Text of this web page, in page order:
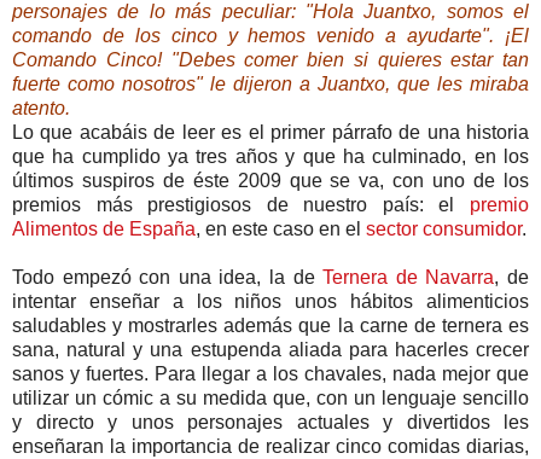
personajes de lo más peculiar: "Hola Juantxo, somos el
comando de los cinco y hemos venido a ayudarte". ¡El
Comando Cinco! "Debes comer bien si quieres estar tan
fuerte como nosotros" le dijeron a Juantxo, que les miraba
atento.
Lo que acabáis de leer es el primer párrafo de una historia
que ha cumplido ya tres años y que ha culminado, en los
últimos suspiros de éste 2009 que se va, con uno de los
premios más prestigiosos de nuestro país: el premio
Alimentos de España, en este caso en el sector consumidor.
Todo empezó con una idea, la deTernera de Navarra, de
intentar enseñar a los niños unos hábitos alimenticios
saludables y mostrarles además que la carne de ternera es
sana, natural y una estupenda aliada para hacerles crecer
sanos y fuertes. Para llegar a los chavales, nada mejor que
utilizar un cómic a su medida que, con un lenguaje sencillo
y directo y unos personajes actuales y divertidos les
enseñaran la importancia de realizar cinco comidas diarias,